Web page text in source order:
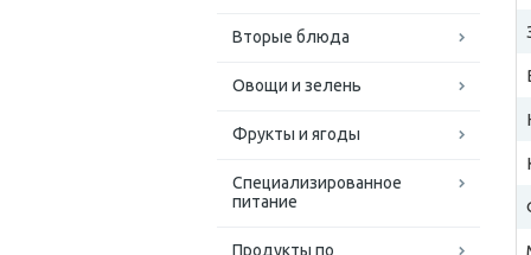
Вторые блюда
Овощи и зелень
Фрукты и ягоды
Специализированное
питание
Продукты по